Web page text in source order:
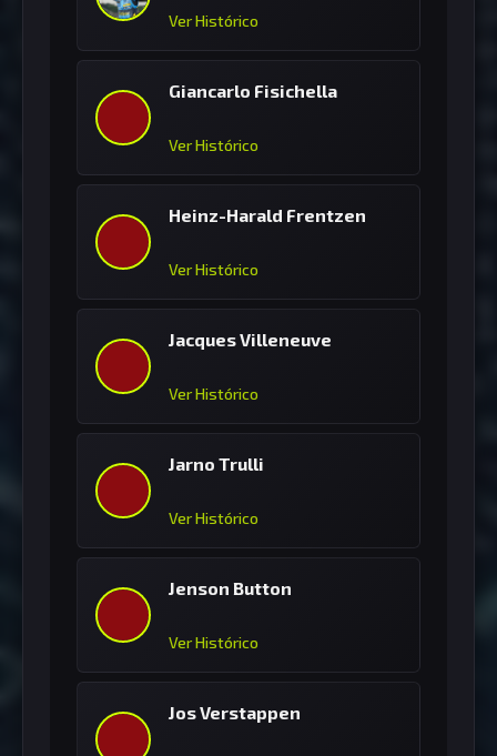
Ver Histórico
Giancarlo Fisichella
Ver Histórico
Heinz-Harald Frentzen
Ver Histórico
Jacques Villeneuve
Ver Histórico
Jarno Trulli
Ver Histórico
Jenson Button
Ver Histórico
Jos Verstappen